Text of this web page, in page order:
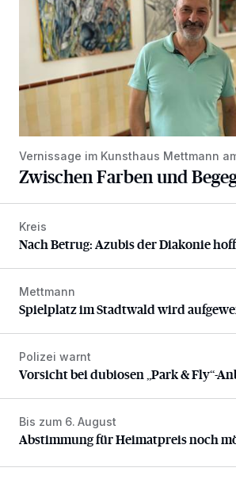
Vernissage im Kunsthaus Mettmann
Zwischen Farben und
Nach Betrug: Azubis der Diakonie
Kreis
Nach Betrug: Azubis der Diakonie
Spielplatz im Stadtwald wird
Mettmann
Spielplatz im Stadtwald wird
Vorsicht bei dubiosen „Park & Fly“-
Polizei warnt
Vorsicht bei dubiosen „Park & Fly“-
Abstimmung für Heimatpreis noch
Bis zum 6. August
Abstimmung für Heimatpreis noch